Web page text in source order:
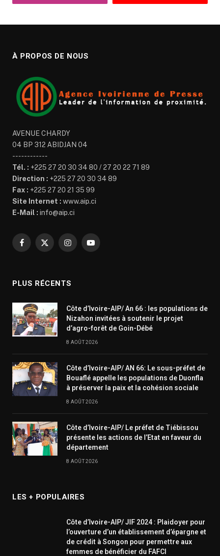
À PROPOS DE NOUS
AVENUE CHARDY
04 BP 312 ABIDJAN 04
------------
Tél. : +225 27 20 30 34 80 / 27 20 22 71 89
Direction : +225 27 20 30 34 89
Fax : +225 27 20 21 35 99
Site Internet : www.aip.ci
E-Mail : info@aip.ci
Facebook
X
InstagramYouTube
PLUS RÉCENTS
Côte d’Ivoire-AIP/ An 66 : les populations de
Nizahon invitées à soutenir le projet
d’agro-forêt de Goin-Débé
8 AOÛT 2026
Côte d’Ivoire-AIP/ AN 66: Le sous-préfet de
Bouaflé appelle les populations de Duonfla
à préserver la paix et la cohésion sociale
8 AOÛT 2026
Côte d’Ivoire-AIP/ Le préfet de Tiébissou
présente les actions de l’Etat en faveur du
département
8 AOÛT 2026
LES + POPULAIRES
Côte d’Ivoire-AIP/ JIF 2024 : Plaidoyer pour
l’ouverture d’un établissement d’épargne et
de crédit à Songon pour permettre aux
femmes de bénéficier du FAFCI